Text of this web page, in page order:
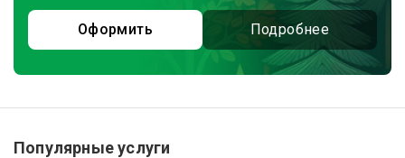
Оформить Подробнее
Популярные услуги